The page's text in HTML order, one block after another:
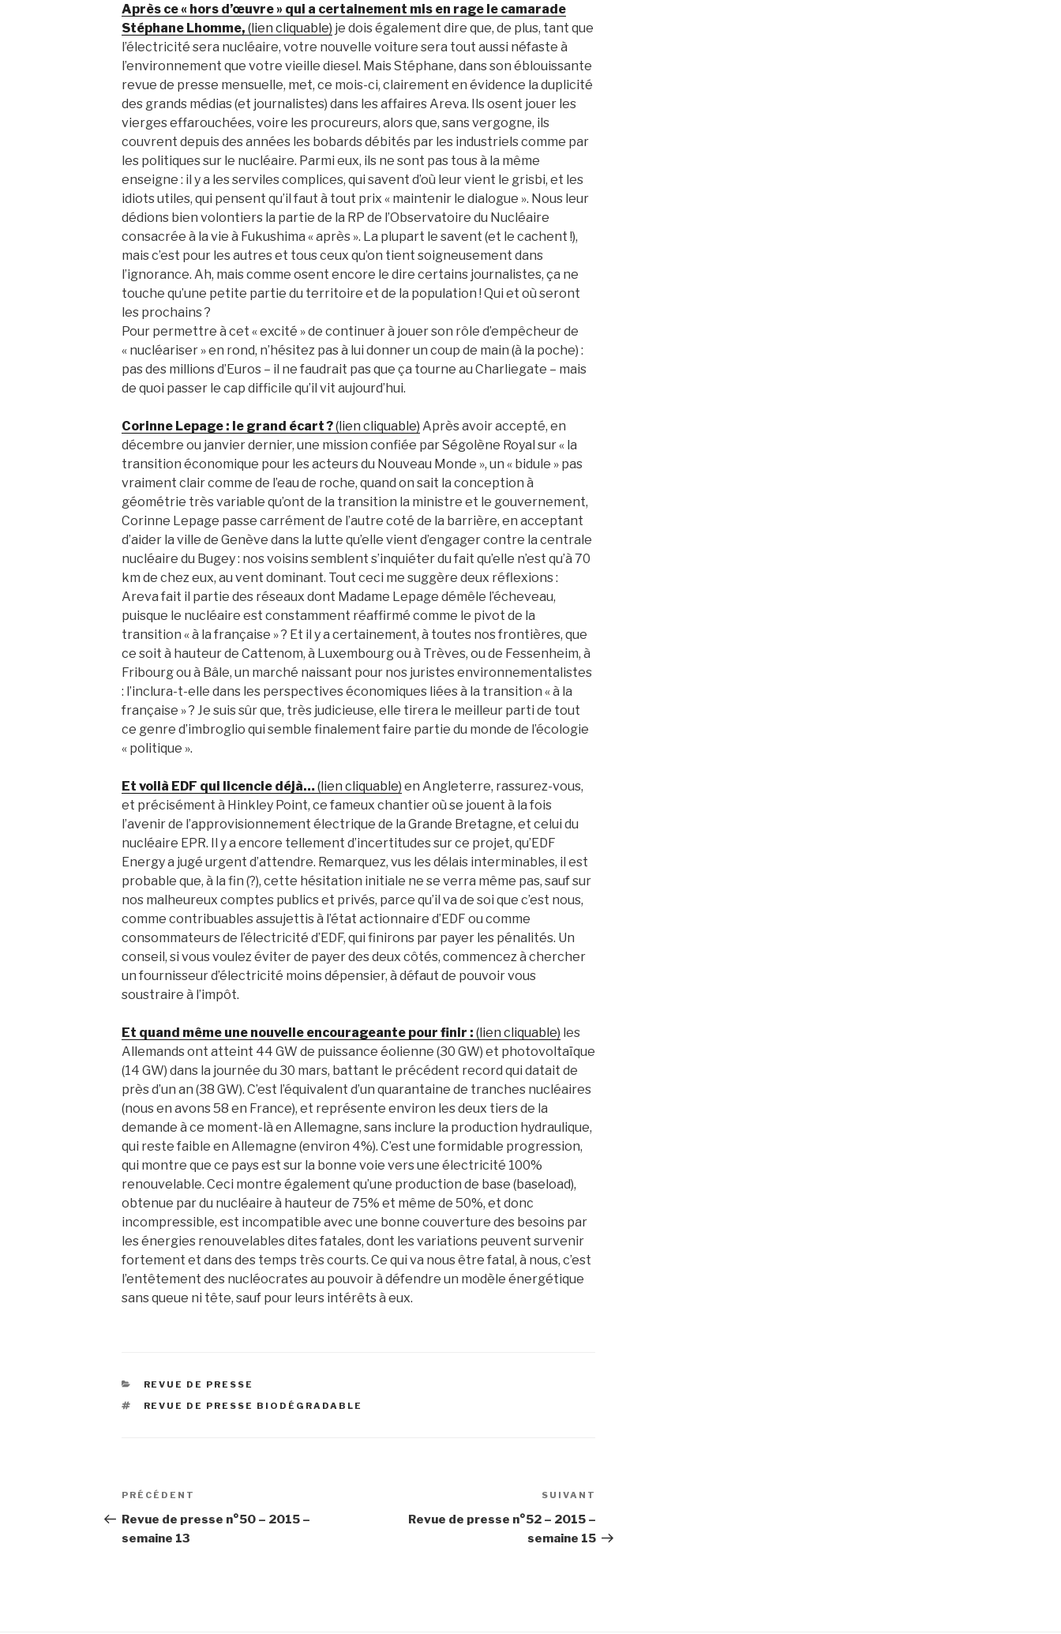
Après ce « hors d’œuvre » qui a certainement mis en rage le camarade
Stéphane Lhomme, (lien cliquable) je dois également dire que, de plus, tant que
l’électricité sera nucléaire, votre nouvelle voiture sera tout aussi néfaste à
l’environnement que votre vieille diesel. Mais Stéphane, dans son éblouissante
revue de presse mensuelle, met, ce mois-ci, clairement en évidence la duplicité
des grands médias (et journalistes) dans les affaires Areva. Ils osent jouer les
vierges effarouchées, voire les procureurs, alors que, sans vergogne, ils
couvrent depuis des années les bobards débités par les industriels comme par
les politiques sur le nucléaire. Parmi eux, ils ne sont pas tous à la même
enseigne : il y a les serviles complices, qui savent d’où leur vient le grisbi, et les
idiots utiles, qui pensent qu’il faut à tout prix « maintenir le dialogue ». Nous leur
dédions bien volontiers la partie de la RP de l’Observatoire du Nucléaire
consacrée à la vie à Fukushima « après ». La plupart le savent (et le cachent !),
mais c’est pour les autres et tous ceux qu’on tient soigneusement dans
l’ignorance. Ah, mais comme osent encore le dire certains journalistes, ça ne
touche qu’une petite partie du territoire et de la population ! Qui et où seront
les prochains ?
Pour permettre à cet « excité » de continuer à jouer son rôle d’empêcheur de
« nucléariser » en rond, n’hésitez pas à lui donner un coup de main (à la poche) :
pas des millions d’Euros – il ne faudrait pas que ça tourne au Charliegate – mais
de quoi passer le cap difficile qu’il vit aujourd’hui.
Corinne Lepage : le grand écart ?(lien cliquable) Après avoir accepté, en
décembre ou janvier dernier, une mission confiée par Ségolène Royal sur « la
transition économique pour les acteurs du Nouveau Monde », un « bidule » pas
vraiment clair comme de l’eau de roche, quand on sait la conception à
géométrie très variable qu’ont de la transition la ministre et le gouvernement,
Corinne Lepage passe carrément de l’autre coté de la barrière, en acceptant
d’aider la ville de Genève dans la lutte qu’elle vient d’engager contre la centrale
nucléaire du Bugey : nos voisins semblent s’inquiéter du fait qu’elle n’est qu’à 70
km de chez eux, au vent dominant. Tout ceci me suggère deux réflexions :
Areva fait il partie des réseaux dont Madame Lepage démêle l’écheveau,
puisque le nucléaire est constamment réaffirmé comme le pivot de la
transition « à la française » ? Et il y a certainement, à toutes nos frontières, que
ce soit à hauteur de Cattenom, à Luxembourg ou à Trèves, ou de Fessenheim, à
Fribourg ou à Bâle, un marché naissant pour nos juristes environnementalistes
: l’inclura-t-elle dans les perspectives économiques liées à la transition « à la
française » ? Je suis sûr que, très judicieuse, elle tirera le meilleur parti de tout
ce genre d’imbroglio qui semble finalement faire partie du monde de l’écologie
« politique ».
Et voilà EDF qui licencie déjà…(lien cliquable) en Angleterre, rassurez-vous,
et précisément à Hinkley Point, ce fameux chantier où se jouent à la fois
l’avenir de l’approvisionnement électrique de la Grande Bretagne, et celui du
nucléaire EPR. Il y a encore tellement d’incertitudes sur ce projet, qu’EDF
Energy a jugé urgent d’attendre. Remarquez, vus les délais interminables, il est
probable que, à la fin (?), cette hésitation initiale ne se verra même pas, sauf sur
nos malheureux comptes publics et privés, parce qu’il va de soi que c’est nous,
comme contribuables assujettis à l’état actionnaire d’EDF ou comme
consommateurs de l’électricité d’EDF, qui finirons par payer les pénalités. Un
conseil, si vous voulez éviter de payer des deux côtés, commencez à chercher
un fournisseur d’électricité moins dépensier, à défaut de pouvoir vous
soustraire à l’impôt.
Et quand même une nouvelle encourageante pour finir : (lien cliquable) les
Allemands ont atteint 44 GW de puissance éolienne (30 GW) et photovoltaïque
(14 GW) dans la journée du 30 mars, battant le précédent record qui datait de
près d’un an (38 GW). C’est l’équivalent d’un quarantaine de tranches nucléaires
(nous en avons 58 en France), et représente environ les deux tiers de la
demande à ce moment-là en Allemagne, sans inclure la production hydraulique,
qui reste faible en Allemagne (environ 4%). C’est une formidable progression,
qui montre que ce pays est sur la bonne voie vers une électricité 100%
renouvelable. Ceci montre également qu’une production de base (baseload),
obtenue par du nucléaire à hauteur de 75% et même de 50%, et donc
incompressible, est incompatible avec une bonne couverture des besoins par
les énergies renouvelables dites fatales, dont les variations peuvent survenir
fortement et dans des temps très courts. Ce qui va nous être fatal, à nous, c’est
l’entêtement des nucléocrates au pouvoir à défendre un modèle énergétique
sans queue ni tête, sauf pour leurs intérêts à eux.
CATÉGORIES
REVUE DE PRESSE
ÉTIQUETTES
REVUE DE PRESSE BIODÉGRADABLE
Navigation
de
l’article
Article
précédent
PRÉCÉDENT
Revue de presse n°50 – 2015 –
semaine 13
suivant
SUIVANT
Revue de presse n°52 – 2015 –
semaine 15